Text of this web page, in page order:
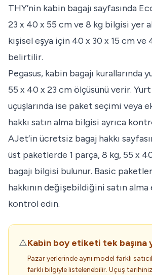
THY’nin kabin bagajı sayfasında
23 x 40 x 55 cm ve 8 kg bilgisi yer
kişisel eşya için 40 x 30 x 15 cm ve 4
belirtilir.
Pegasus, kabin bagajı kurallarında
55 x 40 x 23 cm ölçüsünü verir. Yurt
uçuşlarında ise paket seçimi veya
hakkı satın alma bilgisi ayrıca
AJet’inücretsiz bagaj hakkı
üst paketlerde 1 parça, 8 kg, 55 x
bagajı bilgisi bulunur. Basic
hakkının değişebildiğini satın
kontrol edin.
⚠️Kabin boy etiketi tek başına
Pazar yerlerinde aynı model farklı
farklı bilgiyle listelenebilir. Uçuş